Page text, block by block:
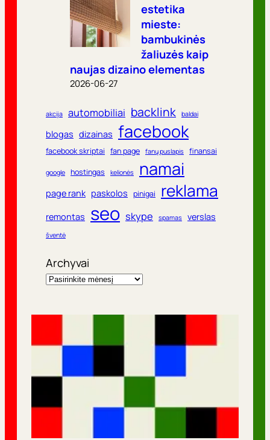
estetika
mieste:
bambukinės
žaliuzės kaip
naujas dizaino elementas
2026-06-27
akcija automobiliai backlink baldai
blogas dizainas facebook
facebook skriptai fan page fanų puslapis finansai
google hostingas kelionės namai
page rank paskolos pinigai reklama
remontas seo skype spamas verslas
šventė
Archyvai